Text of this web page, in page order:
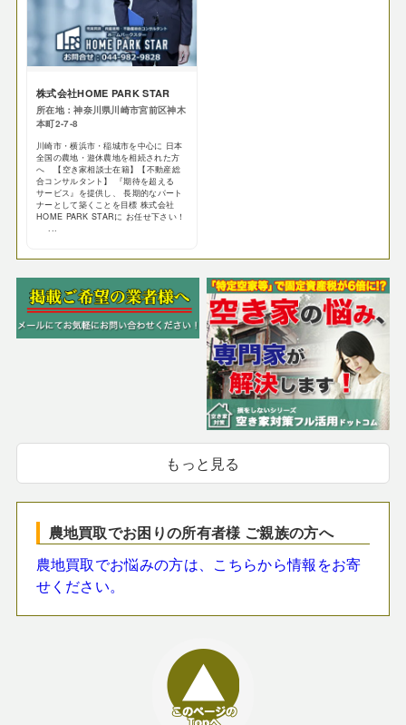
株式会社HOME PARK STAR
所在地：神奈川県川崎市宮前区神木
本町2-7-8
川崎市・横浜市・稲城市を中心に 日本
全国の農地・遊休農地を相続された方
へ 【空き家相談士在籍】【不動産総
合コンサルタント】 『期待を超える
サービス』を提供し、 長期的なパート
ナーとして築くことを目標 株式会社
HOME PARK STARに お任せ下さい！
...
もっと見る
農地買取でお困りの所有者様 ご親族の方へ
農地買取でお悩みの方は、こちらから情報をお寄
せください。